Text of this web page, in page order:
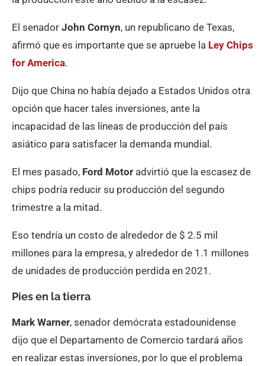
El senador John Cornyn, un republicano de Texas,
afirmó que es importante que se apruebe la Ley Chips
for America.
Dijo que China no había dejado a Estados Unidos otra
opción que hacer tales inversiones, ante la
incapacidad de las líneas de producción del país
asiático para satisfacer la demanda mundial.
El mes pasado, Ford Motor advirtió que la escasez de
chips podría reducir su producción del segundo
trimestre a la mitad.
Eso tendría un costo de alrededor de $ 2.5 mil
millones para la empresa, y alrededor de 1.1 millones
de unidades de producción perdida en 2021.
Pies en la tierra
Mark Warner, senador demócrata estadounidense
dijo que el Departamento de Comercio tardará años
en realizar estas inversiones, por lo que el problema